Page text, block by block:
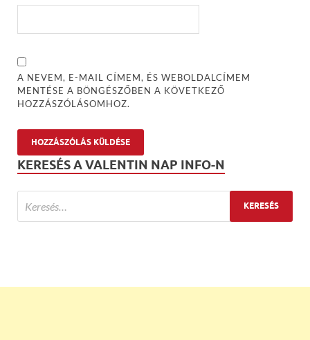
A NEVEM, E-MAIL CÍMEM, ÉS WEBOLDALCÍMEM
MENTÉSE A BÖNGÉSZŐBEN A KÖVETKEZŐ
HOZZÁSZÓLÁSOMHOZ.
KERESÉS A VALENTIN NAP INFO-N